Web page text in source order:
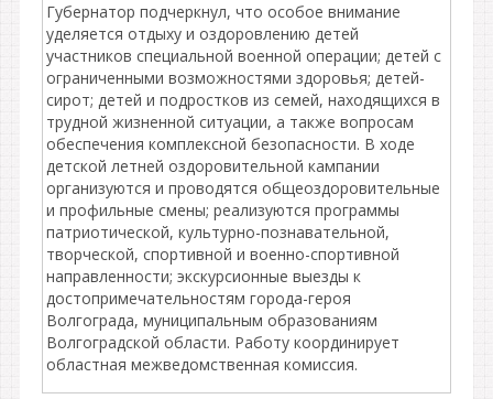
Губернатор подчеркнул, что особое внимание
уделяется отдыху и оздоровлению детей
участников специальной военной операции; детей с
ограниченными возможностями здоровья; детей-
сирот; детей и подростков из семей, находящихся в
трудной жизненной ситуации, а также вопросам
обеспечения комплексной безопасности. В ходе
детской летней оздоровительной кампании
организуются и проводятся общеоздоровительные
и профильные смены; реализуются программы
патриотической, культурно-познавательной,
творческой, спортивной и военно-спортивной
направленности; экскурсионные выезды к
достопримечательностям города-героя
Волгограда, муниципальным образованиям
Волгоградской области. Работу координирует
областная межведомственная комиссия.